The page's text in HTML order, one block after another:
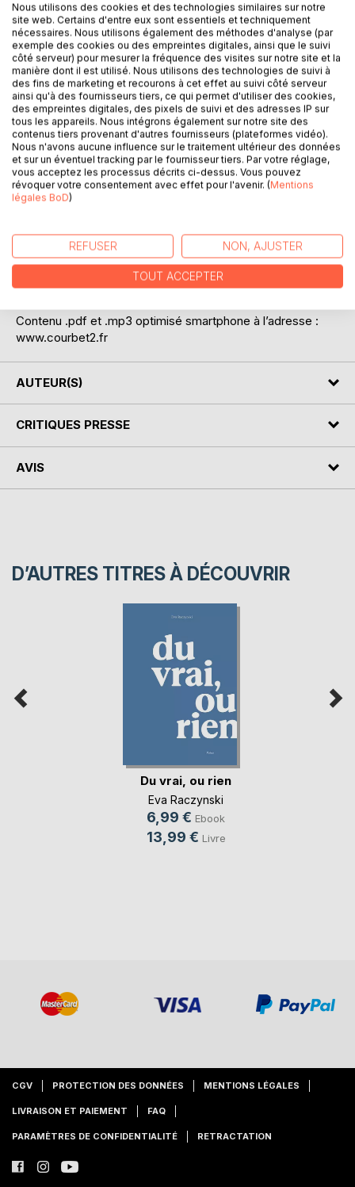
DESCRIPTION
A Ornans, à Ornans,
Comme l’espace est courbé !
Comme l’espace est compté !
Mais autrement…
Mister NEWHALF alias Alain BULLE (peinture, installations)
Ange DEMOS (A.C.I. et illustrateur sonore), ces 2
compères qu’on retrouve fréquemment à la croisée de
sûrs que vous entrerez dans leurs jeux, dans leurs « hic »
anaphoriques et métaphoriques, dans leurs tropes, dans
leurs cartes cryptées, dans leurs territoires topographiés et
sonorisés de Gustave COURBET revisité.
Contenu .pdf et .mp3 optimisé smartphone à l’adresse :
www.courbet2.fr
AUTEUR(S)
CRITIQUES PRESSE
AVIS
D’AUTRES TITRES À DÉCOUVRIR
Du vrai, ou rien
Eva Raczynski
6,99 € Ebook
13,99 € Livre
CGV PROTECTION DES DONNÉES MENTIONS LÉGALES
LIVRAISON ET PAIEMENT FAQ
PARAMÈTRES DE CONFIDENTIALITÉ RETRACTATION
Nous utilisons des cookies et des technologies similaires sur notre
site web. Certains d'entre eux sont essentiels et techniquement
nécessaires. Nous utilisons également des méthodes d'analyse (par
exemple des cookies ou des empreintes digitales, ainsi que le suivi
côté serveur) pour mesurer la fréquence des visites sur notre site et la
manière dont il est utilisé. Nous utilisons des technologies de suivi à
des fins de marketing et recourons à cet effet au suivi côté serveur
ainsi qu'à des fournisseurs tiers, ce qui permet d'utiliser des cookies,
des empreintes digitales, des pixels de suivi et des adresses IP sur
tous les appareils. Nous intégrons également sur notre site des
contenus tiers provenant d'autres fournisseurs (plateformes vidéo).
Nous n'avons aucune influence sur le traitement ultérieur des données
et sur un éventuel tracking par le fournisseur tiers. Par votre réglage,
vous acceptez les processus décrits ci-dessus. Vous pouvez
révoquer votre consentement avec effet pour l'avenir. (Mentions
légales BoD)
REFUSER NON, AJUSTER
TOUT ACCEPTER